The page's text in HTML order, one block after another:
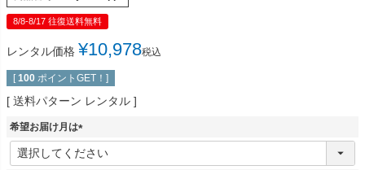
8/8-8/17 往復送料無料
レンタル価格 ¥10,978税込
[ 100 ポイントGET！]
送料パターン レンタル
希望お届け月は
(
必